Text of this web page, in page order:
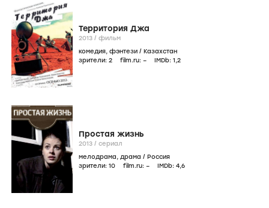
Территория Джа
2013 / фильм
комедия, фэнтези / Казахстан
зрители: 2 film.ru: – IMDb: 1,2
Простая жизнь
2013 / сериал
мелодрама, драма / Россия
зрители: 10 film.ru: – IMDb: 4,6